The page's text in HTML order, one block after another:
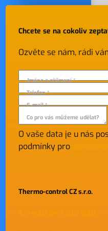
Chcete se na cokoliv
Ozvěte se nám, rádi
Jméno a příjmení *
Telefon *
E-mail *
Co pro vás můžeme udělat?
O vaše data je u nás
podmínky pro
Thermo-control CZ s.r.o.